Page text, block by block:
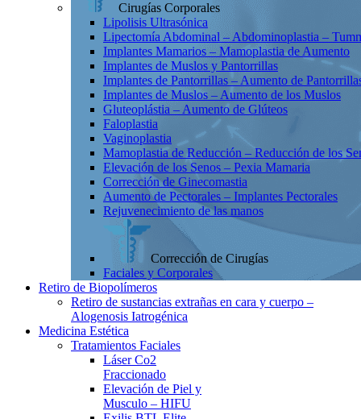
Cirugías Corporales
Lipolisis Ultrasónica
Lipectomía Abdominal – Abdominoplastia –
Implantes Mamarios – Mamoplastia de Aumento
Implantes de Muslos y Pantorrillas
Implantes de Pantorrillas – Aumento de
Implantes de Muslos – Aumento de los Muslos
Gluteoplástia – Aumento de Glúteos
Faloplastia
Vaginoplastia
Mamoplastia de Reducción – Reducción de los
Elevación de los Senos – Pexia Mamaria
Corrección de Ginecomastia
Aumento de Pectorales – Implantes Pectorales
Rejuvenecimiento de las manos
Corrección de Cirugías
Faciales y Corporales
Retiro de Biopolímeros
Retiro de sustancias extrañas en cara y cuerpo –
Alogenosis Iatrogénica
Medicina Estética
Tratamientos Faciales
Láser Co2
Fraccionado
Elevación de Piel y
Musculo – HIFU